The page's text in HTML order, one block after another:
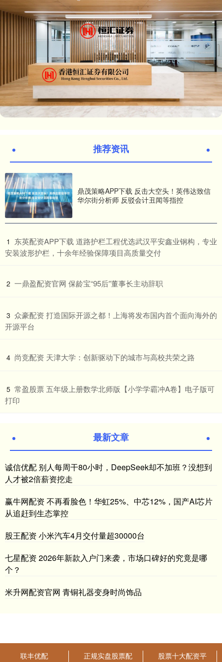
推荐资讯
鼎茂策略APP下载 反击大空头！英伟达致信
华尔街分析师 反驳会计丑闻等指控
1 ​东英配资APP下载 道路护栏工程优选武汉平安鑫业钢构，专业
安装波形护栏，十余年经验保障项目高质量交付
2 ​一鼎盈配资官网 保龄宝“95后”董事长主动辞职
3 ​众豪配资 打造国际开源之都！上海将发布国内首个面向海外的
开源平台
4 ​尚竞配资 天津大学：创新驱动下的城市与高校共荣之路
5 ​常盈股票 五年级上册数学北师版【小学学霸冲A卷】电子版可
打印
最新文章
诚信优配 别人每周干80小时，DeepSeek却不加班？没想到
人才被2倍薪资挖走
赢牛网配资 不再看脸色！华虹25%、中芯12%，国产AI芯片
从追赶到生态掌控
股王配资 小米汽车4月交付量超30000台
七星配资 2026年新款入户门来袭，市场口碑好的究竟是哪
个？
米升网配资官网 青铜礼器变身时尚饰品
联丰优配
正规实盘股票配
股票十大配资平